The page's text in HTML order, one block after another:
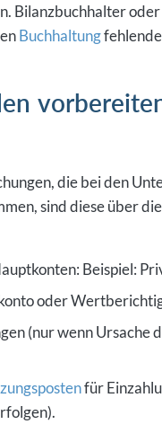
Bilanzbuchhalter
Buchhaltung
die bei den
sind diese über
Beispiel:
oder
(nur wenn Ursache
für